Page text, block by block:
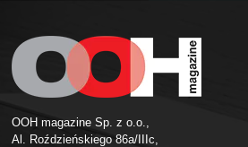
OOH magazine Sp. z o.o.,
Al. Roździeńskiego 86a/IIIc,